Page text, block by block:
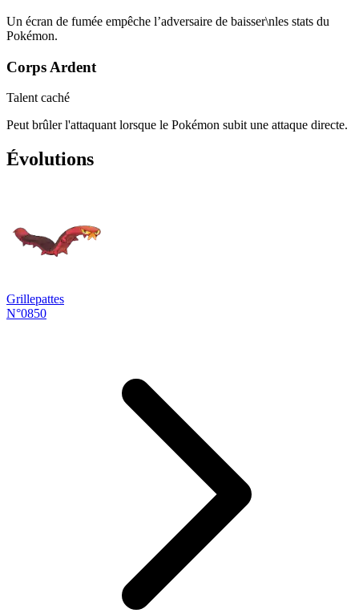
Un écran de fumée empêche l’adversaire de baisser\nles stats du
Pokémon.
Corps Ardent
Talent caché
Peut brûler l'attaquant lorsque le Pokémon subit une attaque directe.
Évolutions
Grillepattes
N°0850